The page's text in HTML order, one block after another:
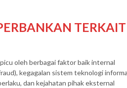
TERKAIT
oleh berbagai faktor baik internal
kegagalan sistem teknologi
dan kejahatan pihak eksternal